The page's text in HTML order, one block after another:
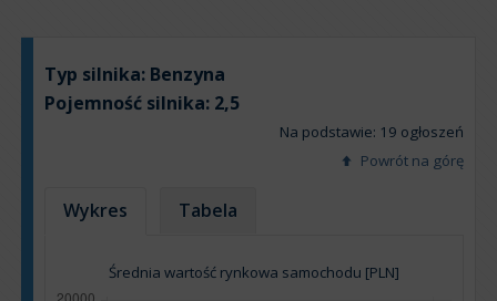
Typ silnika: Benzyna
Pojemność silnika: 2,5
Na podstawie: 19 ogłoszeń
Powrót na górę
Wykres Tabela
Średnia wartość rynkowa samochodu [PLN]